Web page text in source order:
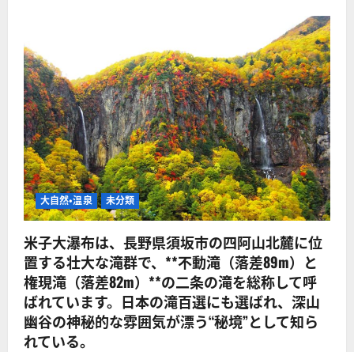
大自然・温泉 未分類
米子大瀑布は、長野県須坂市の四阿山北麓に位
置する壮大な滝群で、**不動滝（落差89m）と
権現滝（落差82m）**の二条の滝を総称して呼
ばれています。日本の滝百選にも選ばれ、深山
幽谷の神秘的な雰囲気が漂う“秘境”として知ら
れている。